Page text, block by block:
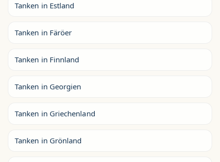
Tanken in Estland
Tanken in Färöer
Tanken in Finnland
Tanken in Georgien
Tanken in Griechenland
Tanken in Grönland